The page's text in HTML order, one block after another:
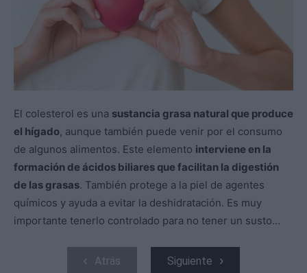
El colesterol es una sustancia grasa natural que produce
el hígado, aunque también puede venir por el consumo
de algunos alimentos. Este elemento interviene en la
formación de ácidos biliares que facilitan la digestión
de las grasas. También protege a la piel de agentes
químicos y ayuda a evitar la deshidratación. Es muy
importante tenerlo controlado para no tener un susto…
Atrás Siguiente